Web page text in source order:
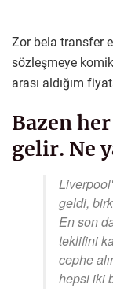
Zor bela transfer
sözleşmeye
arası aldığım
Bazen
gelir. Ne
geldi,
En son
teklifini
cephe
hepsi iki